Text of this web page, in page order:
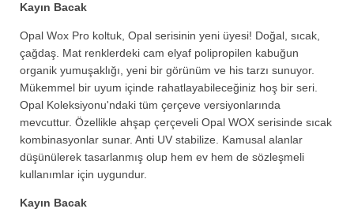
Kayın Bacak
Opal Wox Pro koltuk, Opal serisinin yeni üyesi! Doğal, sıcak,
çağdaş. Mat renklerdeki cam elyaf polipropilen kabuğun
organik yumuşaklığı, yeni bir görünüm ve his tarzı sunuyor.
Mükemmel bir uyum içinde rahatlayabileceğiniz hoş bir seri.
Opal Koleksiyonu'ndaki tüm çerçeve versiyonlarında
mevcuttur. Özellikle ahşap çerçeveli Opal WOX serisinde sıcak
kombinasyonlar sunar. Anti UV stabilize. Kamusal alanlar
düşünülerek tasarlanmış olup hem ev hem de sözleşmeli
kullanımlar için uygundur.
Kayın Bacak